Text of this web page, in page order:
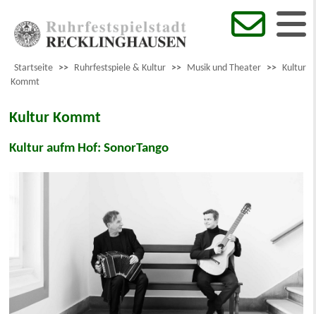
Startseite >> Ruhrfestspiele & Kultur >> Musik und Theater >> Kultur
Kommt
Kultur Kommt
Kultur aufm Hof: SonorTango